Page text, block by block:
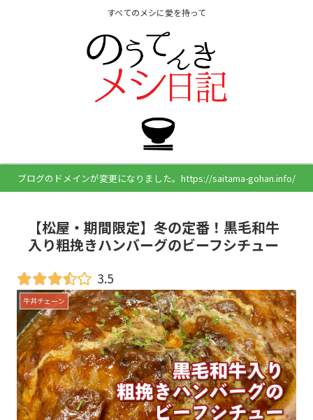
すべてのメシに愛を持って
ブログのドメインが変更になりました。https://saitama-gohan.info/
【松屋・期間限定】冬の定番！黒毛和牛
入り粗挽きハンバーグのビーフシチュー
3.5
牛丼チェーン